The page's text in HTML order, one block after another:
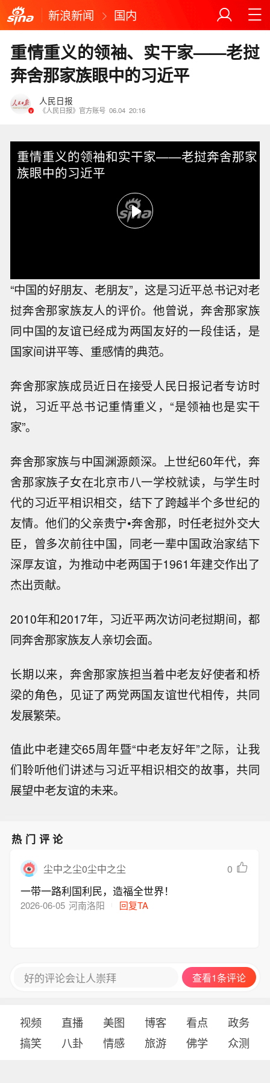
新浪新闻 国内
重情重义的领袖、实干家——老挝
奔舍那家族眼中的习近平
人民日报
《人民日报》官方账号 06.04 20:16
重情重义的领袖和实干家——老挝奔舍那家
族眼中的习近平
“中国的好朋友、老朋友”，这是习近平总书记对老
挝奔舍那家族友人的评价。他曾说，奔舍那家族
同中国的友谊已经成为两国友好的一段佳话，是
国家间讲平等、重感情的典范。
奔舍那家族成员近日在接受人民日报记者专访时
说，习近平总书记重情重义，“是领袖也是实干
家”。
奔舍那家族与中国渊源颇深。上世纪60年代，奔
舍那家族子女在北京市八一学校就读，与学生时
代的习近平相识相交，结下了跨越半个多世纪的
友情。他们的父亲贵宁•奔舍那，时任老挝外交大
臣，曾多次前往中国，同老一辈中国政治家结下
深厚友谊，为推动中老两国于1961年建交作出了
杰出贡献。
2010年和2017年，习近平两次访问老挝期间，都
同奔舍那家族友人亲切会面。
长期以来，奔舍那家族担当着中老友好使者和桥
梁的角色，见证了两党两国友谊世代相传，共同
发展繁荣。
值此中老建交65周年暨“中老友好年”之际，让我
们聆听他们讲述与习近平相识相交的故事，共同
展望中老友谊的未来。
热门评论
尘中之尘0尘中之尘 0
一带一路利国利民，造福全世界！
2026-06-05 河南洛阳 回复TA
好的评论会让人崇拜 查看1条评论
视频 直播 美图 博客 看点
政务
搞笑
八卦 情感 旅游 佛学 众测